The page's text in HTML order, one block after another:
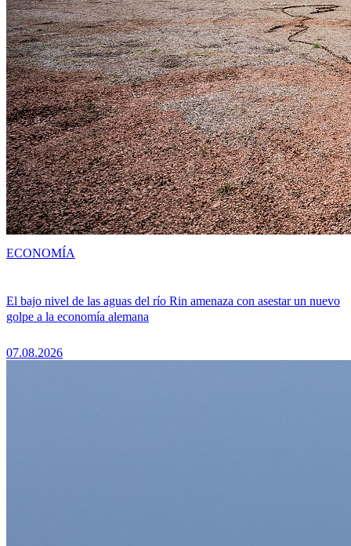
El bajo nivel de las aguas del río Rin amenaza con asestar un nuevo
golpe a la economía alemana
07.08.2026
ECONOMÍA